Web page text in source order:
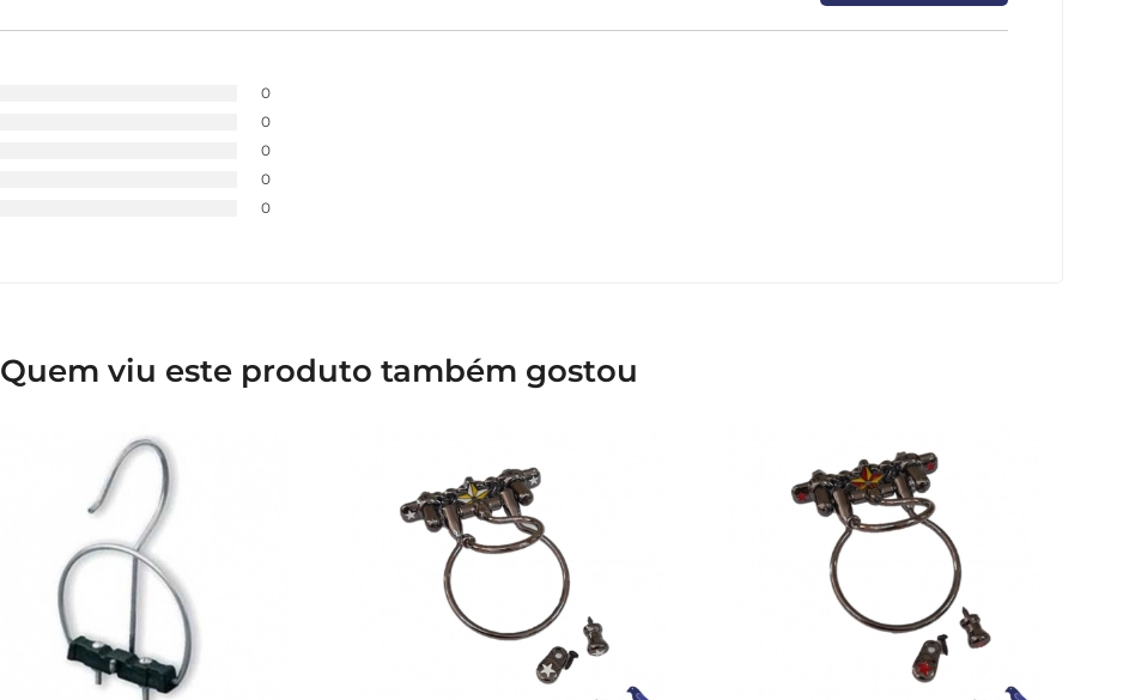
0
0
0
0
0
Quem viu este produto também gostou